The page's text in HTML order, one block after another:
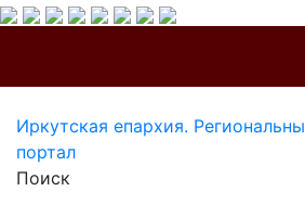
Иркутская епархия.
портал
Поиск